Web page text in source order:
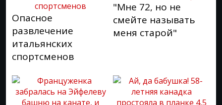
Опасное
развлечение
итальянских
спортсменов
"Мне 72, но не
смейте называть
меня старой"